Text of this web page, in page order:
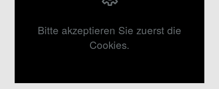
Bitte akzeptieren Sie zuerst die
Cookies.